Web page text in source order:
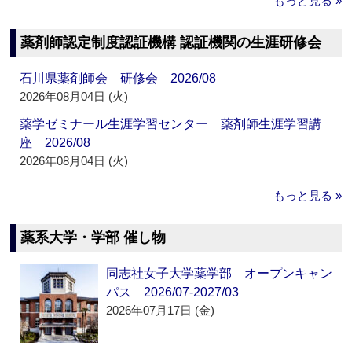
薬剤師認定制度認証機構 認証機関の生涯研修会
石川県薬剤師会 研修会 2026/08
2026年08月04日 (火)
薬学ゼミナール生涯学習センター 薬剤師生涯学習講
座 2026/08
2026年08月04日 (火)
もっと見る »
薬系大学・学部 催し物
同志社女子大学薬学部 オープンキャン
パス 2026/07-2027/03
2026年07月17日 (金)